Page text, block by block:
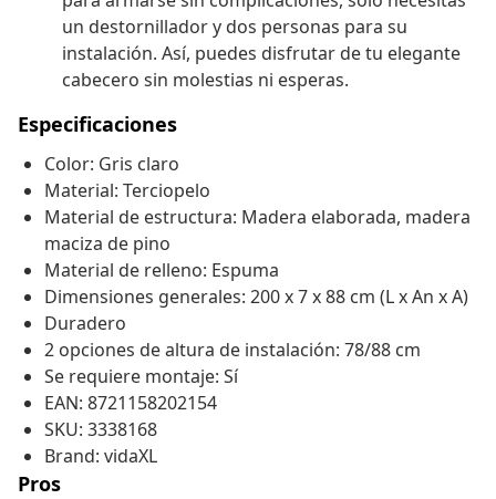
un destornillador y dos personas para su
instalación. Así, puedes disfrutar de tu elegante
cabecero sin molestias ni esperas.
Especificaciones
Color: Gris claro
Material: Terciopelo
Material de estructura: Madera elaborada, madera
maciza de pino
Material de relleno: Espuma
Dimensiones generales: 200 x 7 x 88 cm (L x An x A)
Duradero
2 opciones de altura de instalación: 78/88 cm
Se requiere montaje: Sí
EAN: 8721158202154
SKU: 3338168
Brand: vidaXL
Pros